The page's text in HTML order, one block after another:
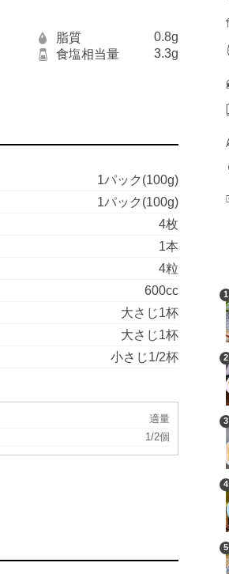
脂質
0.8g
食塩相当量 3.3g
1パック(100g)
1パック(100g)
4枚
1本
4粒
600cc
大さじ1杯
大さじ1杯
小さじ1/2杯
適量
1/2個
1
2
3
4
5